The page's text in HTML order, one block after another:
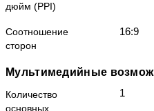
дюйм (PPI)
Соотношение
сторон
16:9
Мультимедийные
Количество
основных
1